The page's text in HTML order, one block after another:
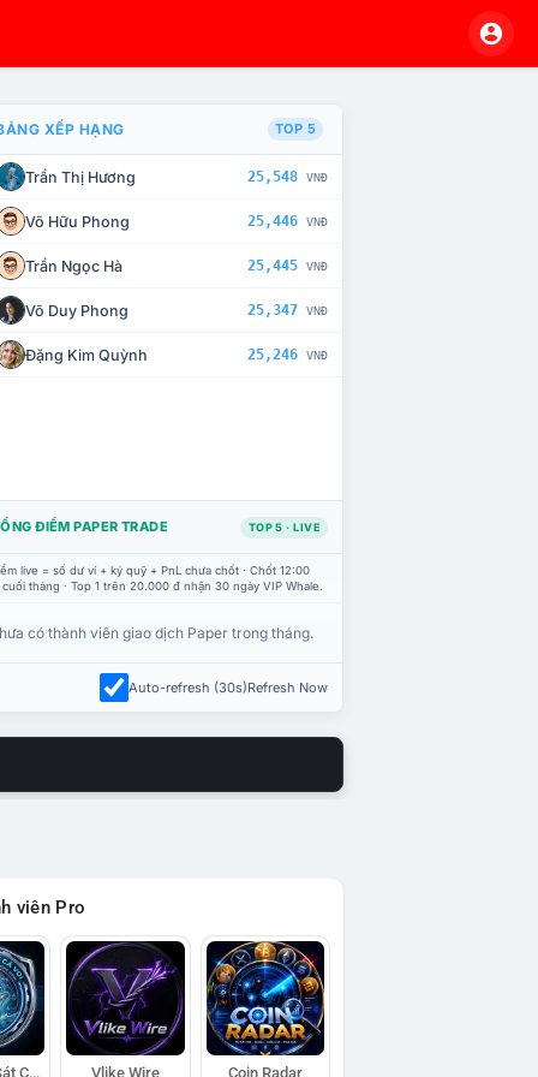
CHẾ TÀI XỬ LÝ VI PHẠM
XẾP HẠNG TOP 5
Trần Thị Hương 25,548 VNĐ
Võ Hữu Phong 25,446 VNĐ
Trần Ngọc Hà 25,445 VNĐ
Võ Duy Phong 25,347 VNĐ
Đặng Kim Quỳnh 25,246 VNĐ
ĐIỂM PAPER TRADE TOP 5 · LIVE
live = số dư ví + ký quỹ + PnL chưa chốt · Chốt 12:00
tháng · Top 1 trên 20.000 đ nhận 30 ngày VIP Whale.
có thành viên giao dịch Paper trong tháng.
Auto-refresh (30s)Refresh Now
viên Pro
Đội Trinh Sát Cá Voi Vlike Wire Coin Radar